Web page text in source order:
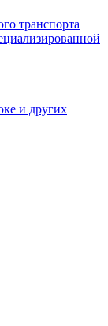
транспорта
и других